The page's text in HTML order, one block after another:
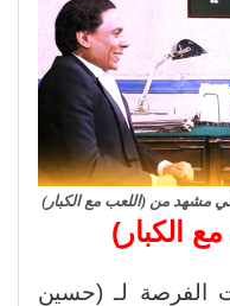
مشهد من (اللعب مع الكبار)
الكبار)
أتيحت الفرصة لـ (حسين